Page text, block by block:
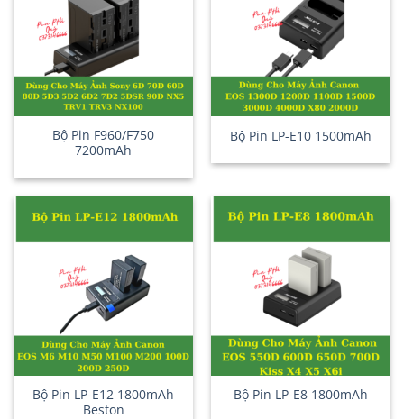
Bộ Pin F960/F750
7200mAh
Bộ Pin LP-E10 1500mAh
Bộ Pin LP-E12 1800mAh
Beston
Bộ Pin LP-E8 1800mAh